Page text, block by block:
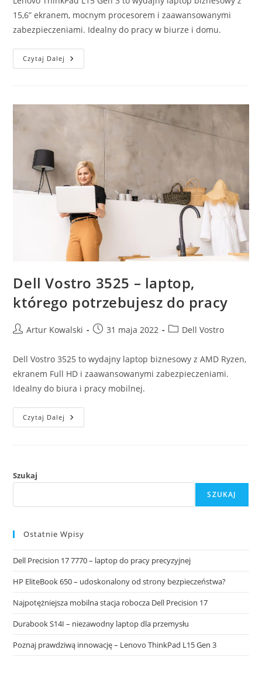
15,6” ekranem, mocnym procesorem i zaawansowanymi
zabezpieczeniami. Idealny do pracy w biurze i domu.
Czytaj Dalej Lenovo
ThinkPad
Do
Dell Vostro 3525 – laptop,
którego potrzebujesz do pracy
PostArtur Kowalski
Post31 maja 2022
PostDell Vostro
Dell Vostro 3525 to wydajny laptop biznesowy z AMD Ryzen,
ekranem Full HD i zaawansowanymi zabezpieczeniami.
Idealny do biura i pracy mobilnej.
Czytaj Dalej Dell
Vostro
Pracy
Szukaj
SZUKAJ
Ostatnie Wpisy
Dell Precision 17 7770 – laptop do pracy precyzyjnej
HP EliteBook 650 – udoskonalony od strony bezpieczeństwa?
Najpotężniejsza mobilna stacja robocza Dell Precision 17
Durabook S14I – niezawodny laptop dla przemysłu
Poznaj prawdziwą innowację – Lenovo ThinkPad L15 Gen 3